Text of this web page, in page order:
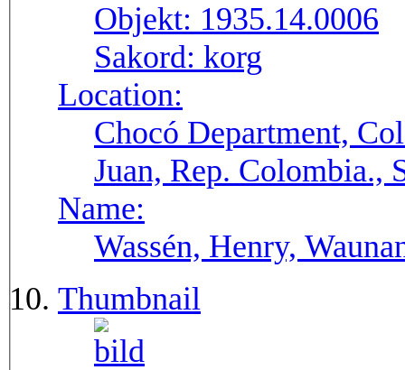
Objekt: 1935.14.0006
Sakord: korg
Location:
Chocó Department,
Juan, Rep. Colombia.,
Name:
Wassén, Henry,
Thumbnail